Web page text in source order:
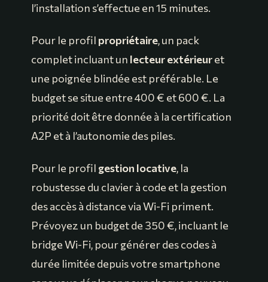
l’installation s’effectue en 15 minutes.
Pour le profil propriétaire, un pack
complet incluant un lecteur extérieuret
une poignée blindée est préférable. Le
budget se situe entre 400 € et 600 €. La
priorité doit être donnée à la certification
A2P et à l’autonomie des piles.
Pour le profil gestion locative, la
robustesse du clavier à code et la gestion
des accès à distance via Wi-Fi priment.
Prévoyez un budget de 350 €, incluant le
bridge Wi-Fi, pour générer des codes à
durée limitée depuis votre smartphone